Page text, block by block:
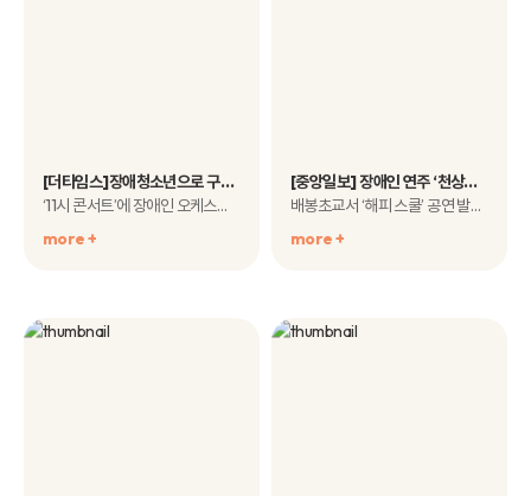
[더타임스]장애청소년으로 구성된 ‘하트하트오케스트라‘ 10일 예술의 전당서 공연
‘11시 콘서트’에 장애인 오케스트라로서는 최초로 초청받아 ..
more +
[중앙일보] 장애인 연주 ‘천상의 선율’에 마음 열다
배봉초교서 ‘해피 스쿨’ 공연 발달..
more +